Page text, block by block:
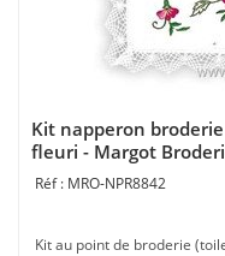
Kit napperon
fleuri - Margot
MRO-NPR8842
Kit au point de broderie